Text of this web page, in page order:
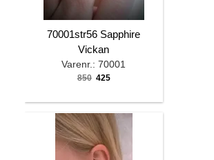
70001str56 Sapphire
Vickan
Varenr.: 70001
850 425